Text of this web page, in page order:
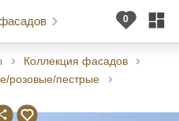
Коллекция фасадов
розовые/пестрые